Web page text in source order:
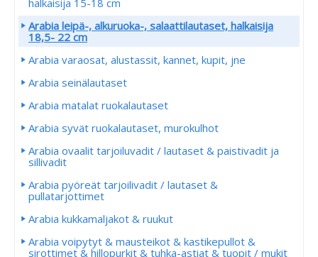
halkaisija 15-18 cm
Arabia leipä-, alkuruoka-, salaattilautaset, halkaisija
18,5- 22 cm
Arabia varaosat, alustassit, kannet, kupit, jne
Arabia seinälautaset
Arabia matalat ruokalautaset
Arabia syvät ruokalautaset, murokulhot
Arabia ovaalit tarjoiluvadit / lautaset & paistivadit ja
sillivadit
Arabia pyöreät tarjoilivadit / lautaset &
pullatarjottimet
Arabia kukkamaljakot & ruukut
Arabia voipytyt & mausteikot & kastikepullot &
sirottimet & hillopurkit & tuhka-astiat & tuopit / mukit